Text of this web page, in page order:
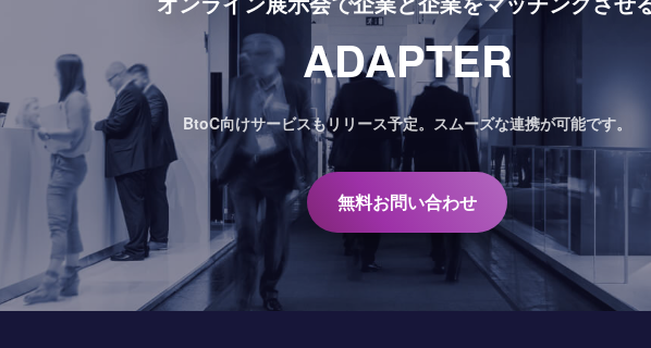
ADAPTER
BtoC向けサービスもリリース予定。 スムーズな連携が可能です。
無料お問い合わせ